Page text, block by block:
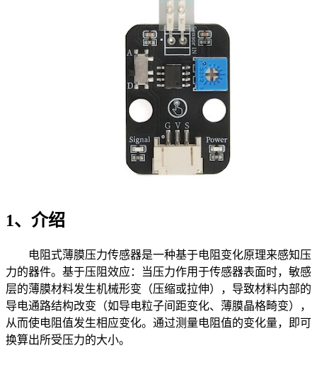
1、介绍
电阻式薄膜压力传感器是一种基于电阻变化原理来感知压
力的器件。基于压阻效应：当压力作用于传感器表面时，敏感
层的薄膜材料发生机械形变（压缩或拉伸），导致材料内部的
导电通路结构改变（如导电粒子间距变化、薄膜晶格畸变），
从而使电阻值发生相应变化。通过测量电阻值的变化量，即可
换算出所受压力的大小。